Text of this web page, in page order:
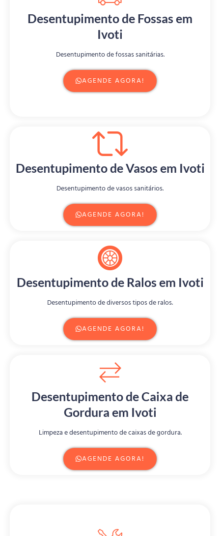
Desentupimento de Fossas em
Ivoti
Desentupimento de fossas sanitárias.
AGENDE AGORA!
Desentupimento de Vasos em Ivoti
Desentupimento de vasos sanitários.
AGENDE AGORA!
Desentupimento de Ralos em Ivoti
Desentupimento de diversos tipos de ralos.
AGENDE AGORA!
Desentupimento de Caixa de
Gordura em Ivoti
Limpeza e desentupimento de caixas de gordura.
AGENDE AGORA!